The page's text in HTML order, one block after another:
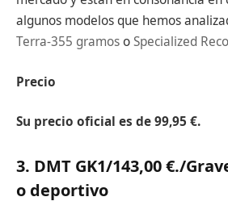
algunos modelos que hemos
Terra-355 gramosoSpecialized
Precio
Su precio oficial es de 99,95 €.
3. DMT GK1/143,00 €./
o deportivo